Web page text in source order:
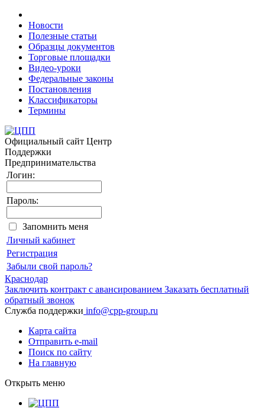
Новости
Полезные статьи
Образцы документов
Торговые площадки
Видео-уроки
Федеральные законы
Постановления
Классификаторы
Термины
Официальный сайт Центр
Поддержки
Предпринимательства
Логин:
Пароль:
Запомнить меня
Личный кабинет
Регистрация
Забыли свой пароль?
Краснодар
Заключить контракт с авансированием Заказать бесплатный
обратный звонок
Служба поддержки info@cpp-group.ru
Карта сайта
Отправить e-mail
Поиск по сайту
На главную
Открыть меню